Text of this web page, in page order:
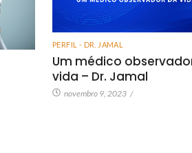
PERFIL - DR. JAMAL
Um médico
vida – Dr. Jamal
novembro 9, 2023 /